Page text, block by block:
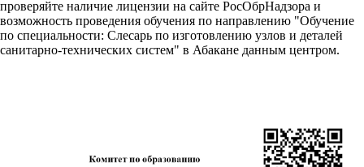
проверяйте наличие лицензии на сайте РосОбрНадзора и
возможность проведения обучения по направлению "Обучение
по специальности: Слесарь по изготовлению узлов и деталей
санитарно-технических систем" в Абакане данным центром.